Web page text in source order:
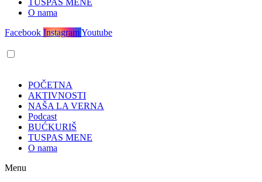
TUSPAS MENE
O nama
Facebook InstagramYoutube
POČETNA
AKTIVNOSTI
NAŠA LA VERNA
Podcast
BUĆKURIŠ
TUSPAS MENE
O nama
Menu